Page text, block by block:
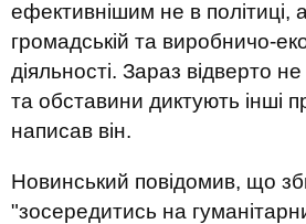
ефективнішим не в політиці,
громадській та виробничо-
діяльності. Зараз відверто
та обставини диктують інші
написав він.
Новинський повідомив, що
"зосередитись на